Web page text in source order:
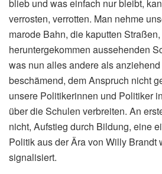
blieb und was einfach nur bleibt,
verrosten, verrotten. Man nehme
marode Bahn, die kaputten
heruntergekommen aussehenden
was nun alles andere als
beschämend, dem Anspruch nicht
unsere Politikerinnen und Politiker
über die Schulen verbreiten. An
nicht, Aufstieg durch Bildung, eine
Politik aus der Ära von Willy Brandt
signalisiert.